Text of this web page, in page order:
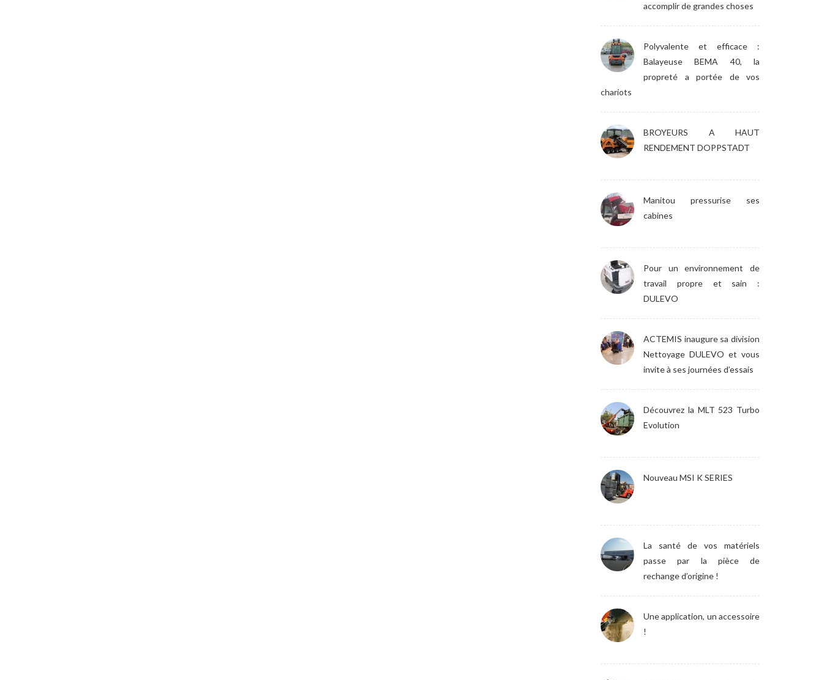
accomplir de grandes choses
Polyvalente et efficace :
Balayeuse BEMA 40, la
propreté a portée de vos
chariots
BROYEURS A HAUT
RENDEMENT DOPPSTADT
Manitou pressurise ses
cabines
Pour un environnement de
travail propre et sain :
DULEVO
ACTEMIS inaugure sa division
Nettoyage DULEVO et vous
invite à ses journées d’essais
Découvrez la MLT 523 Turbo
Evolution
Nouveau MSI K SERIES
La santé de vos matériels
passe par la pièce de
rechange d’origine !
Une application, un accessoire
!